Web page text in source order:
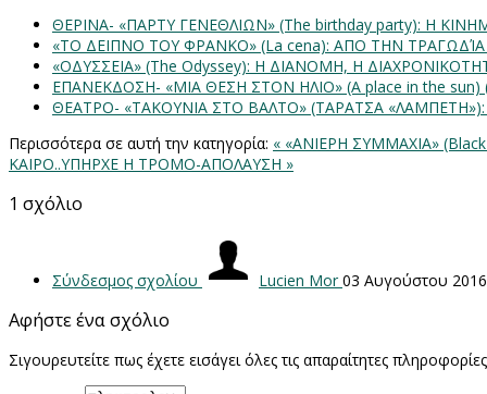
ΘΕΡΙΝΑ- «ΠΑΡΤΥ ΓΕΝΕΘΛΙΩΝ» (The birthday party): H
«ΤΟ ΔΕΙΠΝΟ ΤΟΥ ΦΡΑΝΚΟ» (La cena): ΑΠΟ ΤΗΝ
«ΟΔΥΣΣΕΙΑ» (The Odyssey): Η ΔΙΑΝΟΜΗ, Η
ΕΠΑΝΕΚΔΟΣΗ- «ΜΙΑ ΘΕΣΗ ΣΤΟΝ ΗΛΙΟ» (Α place in the
ΘΕΑΤΡΟ- «ΤΑΚΟΥΝΙΑ ΣΤΟ ΒΑΛΤΟ» (ΤΑΡΑΤΣΑ
Περισσότερα σε αυτή την κατηγορία: « «ΑΝΙΕΡΗ ΣΥΜΜΑΧΙΑ»
ΚΑΙΡΟ..ΥΠΗΡΧΕ Η ΤΡΟΜΟ-ΑΠΟΛΑΥΣΗ »
1 σχόλιο
Σύνδεσμος σχολίου Lucien Mor03 Αυγούστου 2016
Αφήστε ένα σχόλιο
Σιγουρευτείτε πως έχετε εισάγει όλες τις απαραίτητες